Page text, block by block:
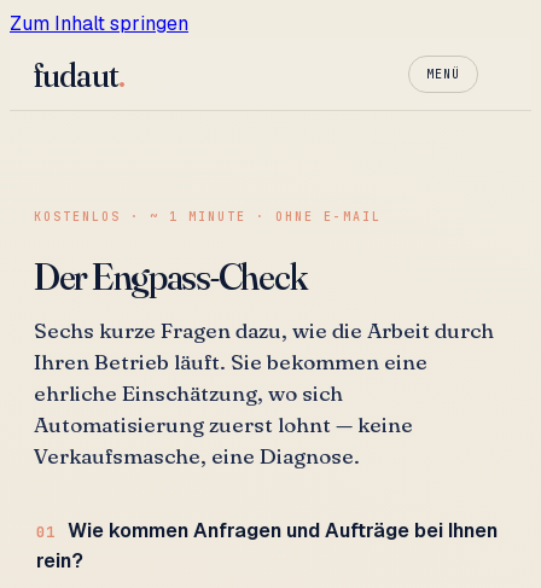
Zum Inhalt springen
fudaut. MENÜ
KOSTENLOS · ~ 1 MINUTE · OHNE E-MAIL
Der Engpass-Check
Sechs kurze Fragen dazu, wie die Arbeit durch
Ihren Betrieb läuft. Sie bekommen eine
ehrliche Einschätzung, wo sich
Automatisierung zuerst lohnt — keine
Verkaufsmasche, eine Diagnose.
01
Wie kommen Anfragen und Aufträge bei Ihnen
rein?